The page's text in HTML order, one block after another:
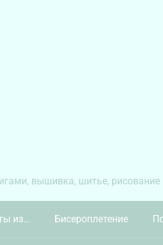
вышивка, шитье, рисование
из… Бисероплетение